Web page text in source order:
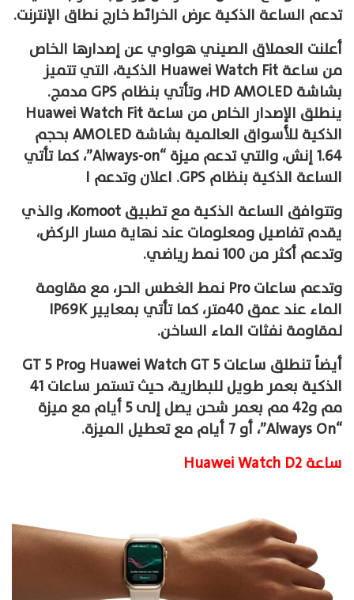
تدعم الساعة الذكية عرض الخرائط خارج نطاق الإنترنت.
أعلنت العملاق الصيني هواوي عن إصدارها الخاص
من ساعة Huawei Watch Fit الذكية، التي تتميز
بشاشة HD AMOLED، وتأتي بنظام GPS مدمج.
ينطلق الإصدار الخاص من ساعة Huawei Watch Fit
الذكية للأسواق العالمية بشاشة AMOLED بحجم
1.64 إنش، والتي تدعم ميزة “Always-on”، كما تأتي
الساعة الذكية بنظام GPS. اعلان وتدعم ا
وتتوافق الساعة الذكية مع تطبيق Komoot، والذي
يقدم تفاصيل ومعلومات عند نهاية مسار الركض،
وتدعم أكثر من 100 نمط رياضي.
وتدعم ساعات Pro نمط الغطس الحر، مع مقاومة
الماء عند عمق 40متر، كما تأتي بمعايير IP69K
لمقاومة نفثات الماء الساخن.
أيضاً تنطلق ساعات Huawei Watch GT 5 وGT 5 Pro
الذكية بعمر طويل للبطارية، حيث تستمر ساعات 41
مم و42 مم بعمر شحن يصل إلى 5 أيام مع ميزة
“Always On”، أو 7 أيام مع تعطيل الميزة.
ساعة Huawei Watch D2